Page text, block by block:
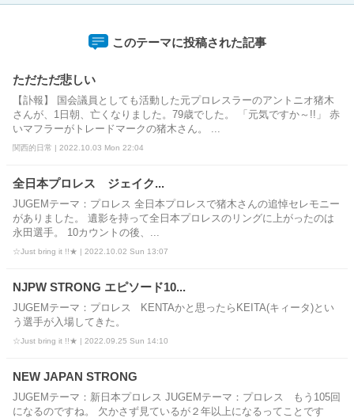
このテーマに投稿された記事
ただただ悲しい
【訃報】 国会議員としても活動した元プロレスラーのアントニオ猪木
さんが、1日朝、亡くなりました。79歳でした。 「元気ですか～!!」 赤
いマフラーがトレードマークの猪木さん。 ...
関西的日常 | 2022.10.03 Mon 22:04
全日本プロレス ジェイク...
JUGEMテーマ：プロレス 全日本プロレスで猪木さんの追悼セレモニー
がありました。 遺影を持って全日本プロレスのリングに上がったのは
永田選手。 10カウントの後、...
☆Just bring it !!★ | 2022.10.02 Sun 13:07
NJPW STRONG エピソード10...
JUGEMテーマ：プロレス KENTAかと思ったらKEITA(キィータ)とい
う選手が入場してきた。
☆Just bring it !!★ | 2022.09.25 Sun 14:10
NEW JAPAN STRONG
JUGEMテーマ：新日本プロレス JUGEMテーマ：プロレス もう105回
になるのですね。 欠かさず見ているが２年以上になるってことです